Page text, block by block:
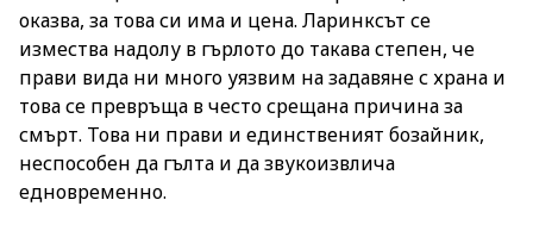
оказва, за това си има и цена. Ларинксът се
измества надолу в гърлото до такава степен, че
прави вида ни много уязвим на задавяне с храна и
това се превръща в често срещана причина за
смърт. Това ни прави и единственият бозайник,
неспособен да гълта и да звукоизвлича
едновременно.